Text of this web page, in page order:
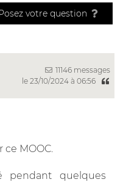
votre question
11146 messages
le 23/10/2024 à 06:56
MOOC.
pendant quelques